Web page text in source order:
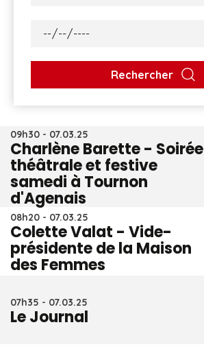
Rechercher
09h30 - 07.03.25
Charlène Barette - Soirée
théâtrale et festive
samedi à Tournon
d'Agenais
08h20 - 07.03.25
Colette Valat - Vide-
présidente de la Maison
des Femmes
07h35 - 07.03.25
Le Journal